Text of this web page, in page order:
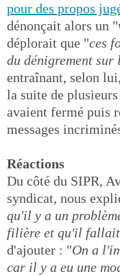
pour des propos
dénonçait alors un "
déplorait que "ces
du dénigrement sur
entraînant, selon
la suite de
avaient fermé puis
messages
Réactions
Du côté du SIPR,
syndicat, nous
qu'il y a un
filière et qu'il
d'ajouter : "On a
car il y a eu une